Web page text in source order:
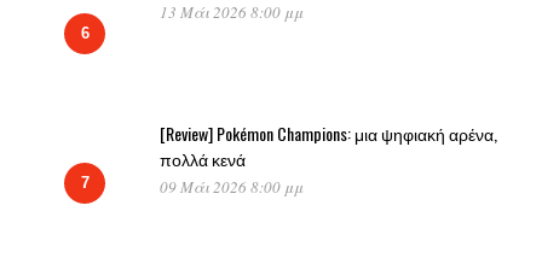
6
13 Μάι 2026 8:00 μμ
7
[Review] Pokémon Champions: μια ψηφιακή αρένα,
πολλά κενά
09 Μάι 2026 8:00 μμ